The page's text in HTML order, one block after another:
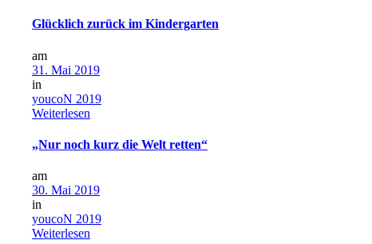
Glücklich zurück im Kindergarten
am
31. Mai 2019
in
youcoN 2019
Weiterlesen
„Nur noch kurz die Welt retten“
am
30. Mai 2019
in
youcoN 2019
Weiterlesen